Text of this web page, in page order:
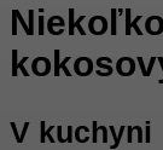
V kuchyni